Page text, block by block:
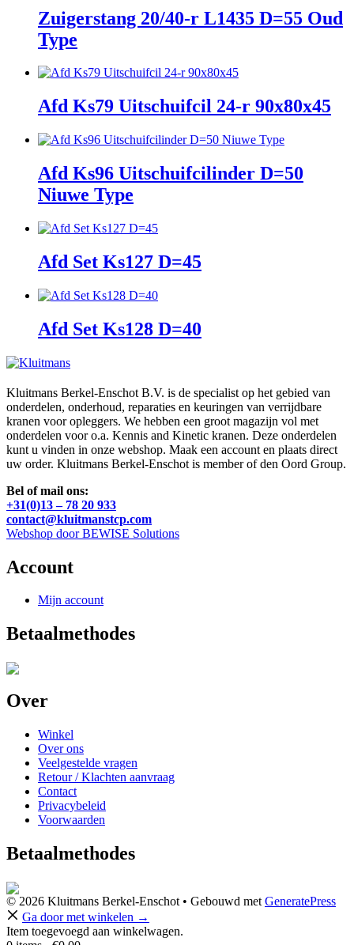
Zuigerstang 20/40-r L1435 D=55 Oud
Type
Afd Ks79 Uitschuifcil 24-r 90x80x45
Afd Ks96 Uitschuifcilinder D=50
Niuwe Type
Afd Set Ks127 D=45
Afd Set Ks128 D=40
Kluitmans Berkel-Enschot B.V. is de specialist op het gebied van
onderdelen, onderhoud, reparaties en keuringen van verrijdbare
kranen voor opleggers. We hebben een groot magazijn vol met
onderdelen voor o.a. Kennis and Kinetic kranen. Deze onderdelen
kunt u vinden in onze webshop. Maak een account en plaats direct
uw order. Kluitmans Berkel-Enschot is member of den Oord Group.
Bel of mail ons:
+31(0)13 – 78 20 933
contact@kluitmanstcp.com
Webshop door BEWISE Solutions
Account
Mijn account
Betaalmethodes
Over
Winkel
Over ons
Veelgestelde vragen
Retour / Klachten aanvraag
Contact
Privacybeleid
Voorwaarden
Betaalmethodes
© 2026 Kluitmans Berkel-Enschot • Gebouwd met GeneratePress
Ga door met winkelen →
Item toegevoegd aan winkelwagen.